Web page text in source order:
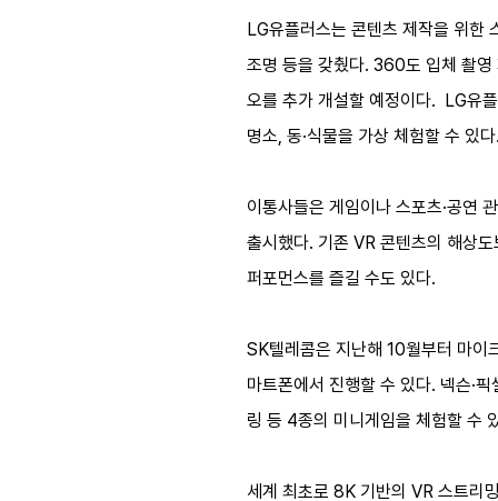
LG유플러스는 콘텐츠 제작을 위한
조명 등을 갖췄다. 360도 입체 촬영
오를 추가 개설할 예정이다. LG유
명소, 동·식물을 가상 체험할 수 있
이통사들은 게임이나 스포츠·공연
출시했다. 기존 VR 콘텐츠의 해상
퍼포먼스를 즐길 수도 있다.
SK텔레콤은 지난해 10월부터 마이
마트폰에서 진행할 수 있다. 넥슨·
링 등 4종의 미니게임을 체험할 수
세계 최초로 8K 기반의 VR 스트리